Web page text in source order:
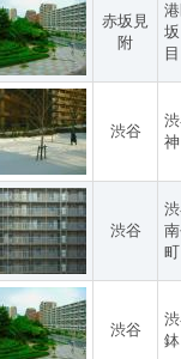
赤坂見
附
目
渋谷
渋谷
渋谷